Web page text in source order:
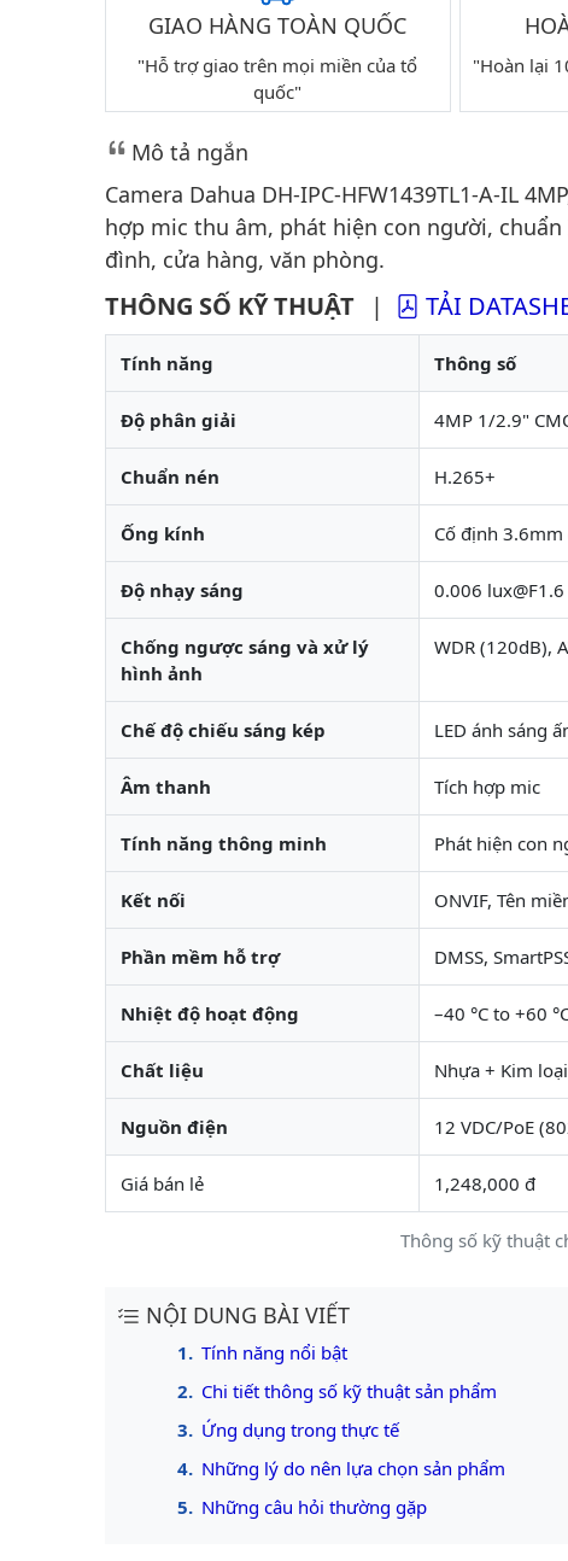
GIAO HÀNG TOÀN QUỐC
"Hỗ trợ giao trên mọi miền của tổ
quốc"
"Hoàn lại
Mô tả ngắn
Camera Dahua DH-IPC-HFW1439TL1-A-IL
hợp mic thu âm, phát hiện con người,
đình, cửa hàng, văn phòng.
THÔNG SỐ KỸ THUẬT | TẢI
Thông số kỹ thuật
Tính năng Thông số
Độ phân giải 4MP 1/2.9"
Chuẩn nén H.265+
Ống kính Cố định 3.6mm
Độ nhạy sáng 0.006 lux@F1.6
Chống ngược sáng và xử lý
hình ảnh
WDR (120dB),
Chế độ chiếu sáng kép LED ánh sáng
Âm thanh Tích hợp mic
Tính năng thông minh Phát hiện con
Kết nối ONVIF, Tên
Phần mềm hỗ trợ DMSS,
Nhiệt độ hoạt động –40 °C to +60
Chất liệu Nhựa + Kim
Nguồn điện 12 VDC/PoE
Giá bán lẻ 1,248,000 đ
NỘI DUNG BÀI VIẾT
Tính năng nổi bật
Chi tiết thông số kỹ thuật sản phẩm
Ứng dụng trong thực tế
Những lý do nên lựa chọn sản phẩm
Những câu hỏi thường gặp